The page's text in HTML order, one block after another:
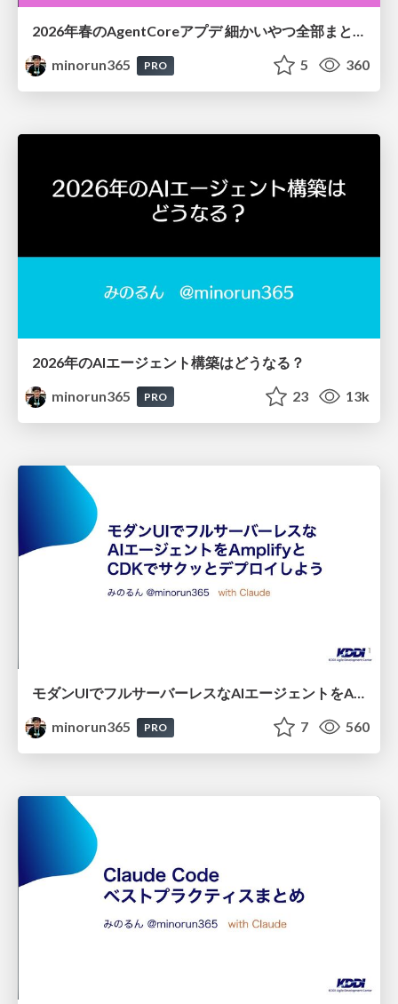
2026年春のAgentCoreアプデ 細かいやつ全部まとめ
minorun365
PRO 5 360
2026年のAIエージェント構築はどうなる？
minorun365
PRO 23 13k
モダンUIでフルサーバーレスなAIエージェントをAmplifyとCDKでサクッとデプロイしよう
minorun365
PRO 7 560